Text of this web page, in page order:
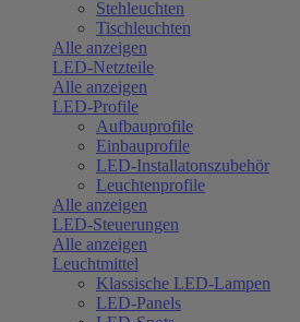
Stehleuchten
Tischleuchten
Alle anzeigen
LED-Netzteile
Alle anzeigen
LED-Profile
Aufbauprofile
Einbauprofile
LED-Installatonszubehör
Leuchtenprofile
Alle anzeigen
LED-Steuerungen
Alle anzeigen
Leuchtmittel
Klassische LED-Lampen
LED-Panels